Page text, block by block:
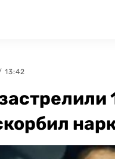
13:42